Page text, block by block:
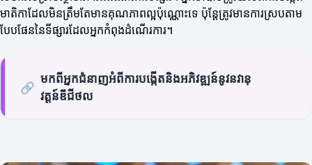
មាតិកាដែលមិនត្រឹមតែមានគុណភាពល្អប៉ុណ្ណោះទេ ប៉ុន្តែត្រូវមានការស្របតាម
បែបផែននៃទីផ្សារដែលអ្នកកំពុងដំណើរការ។
🔗
មកពីអ្នកជំនាញអំពីការបង្កើតនិងអភិវឌ្ឍន៍នូវនវានុ
វត្តន៍ឌីជីថល